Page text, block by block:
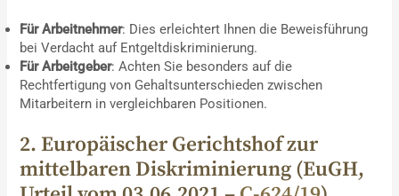
Für Arbeitnehmer: Dies erleichtert Ihnen die Beweisführung
bei Verdacht auf Entgeltdiskriminierung.
Für Arbeitgeber: Achten Sie besonders auf die
Rechtfertigung von Gehaltsunterschieden zwischen
Mitarbeitern in vergleichbaren Positionen.
2. Europäischer Gerichtshof zur
mittelbaren Diskriminierung (EuGH,